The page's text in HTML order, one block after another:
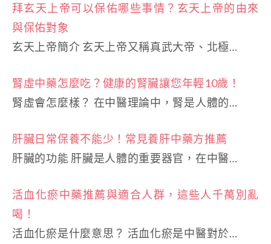
拜玄天上帝可以保佑哪些事情？玄天上帝的由來
與保佑對象
玄天上帝簡介 玄天上帝又稱真武大帝、北極…
腎虛中藥怎麼吃？健康的腎臟讓您年輕10歲！
腎虛會怎麼樣？ 在中醫理論中，腎是人體的…
肝臟日常保養不能少！常見養肝中藥方推薦
肝臟的功能 肝臟是人體的重要器官，在中醫…
活血化瘀中藥推薦與適合人群，這些人千萬別亂
喝！
活血化瘀是什麼意思？ 活血化瘀是中醫對於…